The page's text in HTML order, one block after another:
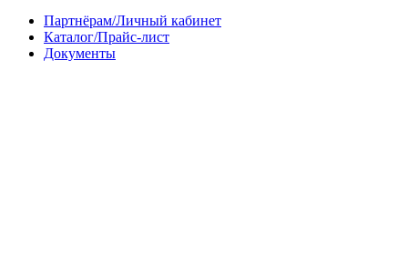
Партнёрам/Личный кабинет
Каталог/Прайс-лист
Документы